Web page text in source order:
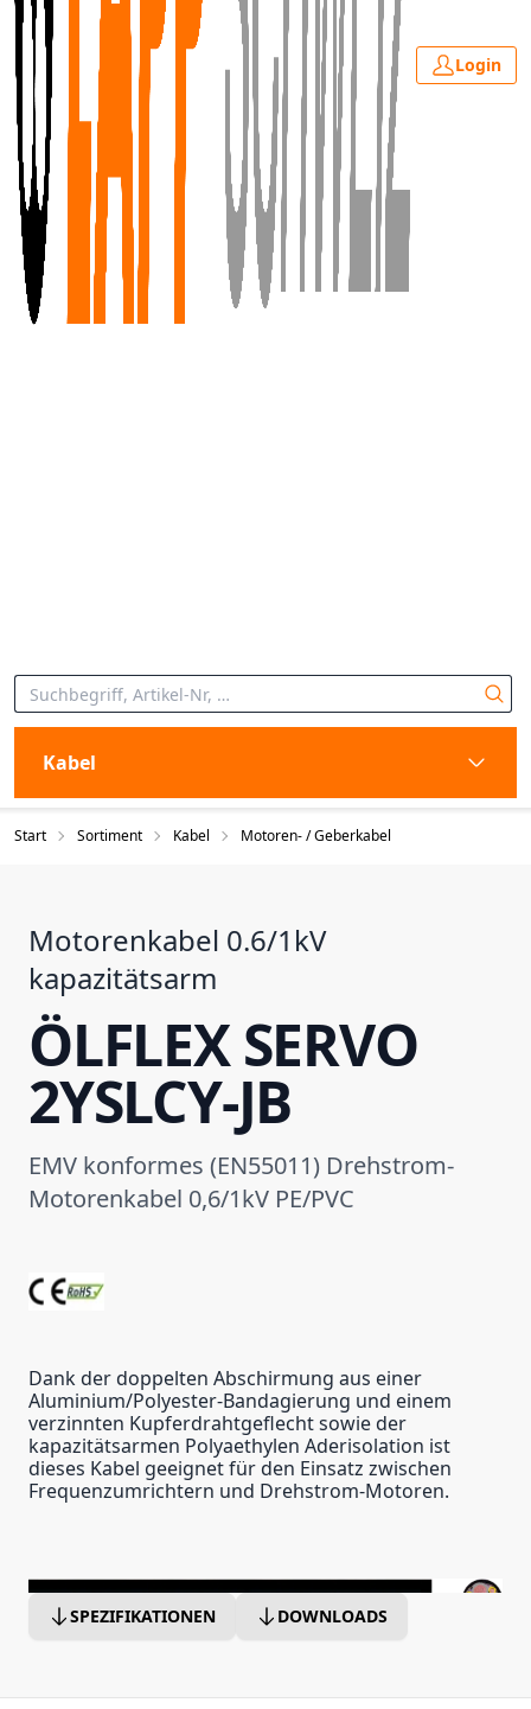
Login
Kabel
Start Sortiment Kabel Motoren- / Geberkabel
Motorenkabel 0.6/1kV
kapazitätsarm
ÖLFLEX SERVO
2YSLCY-JB
EMV konformes (EN55011) Drehstrom-
Motorenkabel 0,6/1kV PE/PVC
Dank der doppelten Abschirmung aus einer
Aluminium/Polyester-Bandagierung und einem
verzinnten Kupferdrahtgeflecht sowie der
kapazitätsarmen Polyaethylen Aderisolation ist
dieses Kabel geeignet für den Einsatz zwischen
Frequenzumrichtern und Drehstrom-Motoren.
SPEZIFIKATIONEN DOWNLOADS